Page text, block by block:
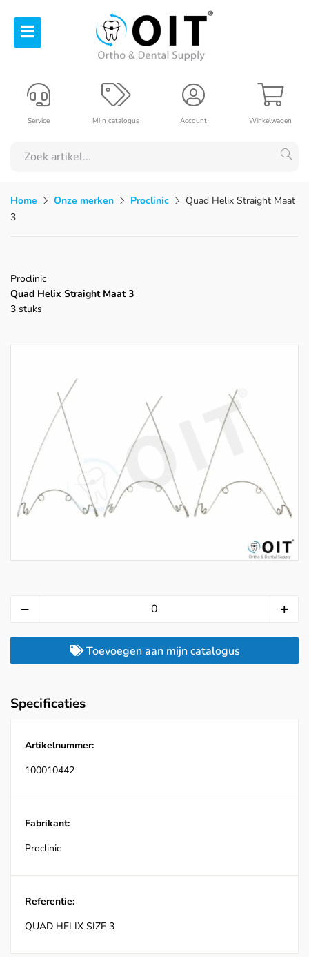
Winkelwagen
Account
Mijn catalogus
Service
Home Onze merken Proclinic
Quad Helix Straight Maat
3
Proclinic
Quad Helix Straight Maat 3
3 stuks
Toevoegen aan mijn catalogus
Specificaties
Artikelnummer:
100010442
Fabrikant:
Proclinic
Referentie:
QUAD HELIX SIZE 3